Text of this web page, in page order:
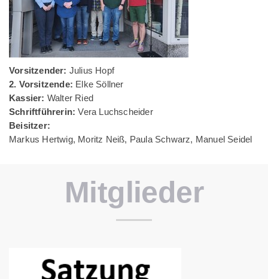
Vorsitzender: Julius Hopf
2. Vorsitzende: Elke Söllner
Kassier: Walter Ried
Schriftführerin:Vera Luchscheider
Beisitzer:
Markus Hertwig, Moritz Neiß, Paula Schwarz, Manuel Seidel
Mitglieder